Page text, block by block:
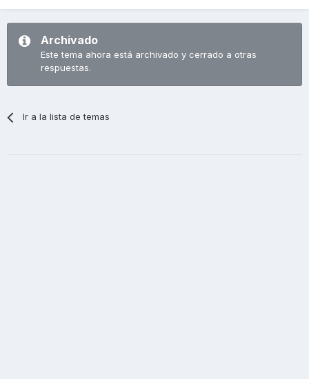
Archivado
Este tema ahora está archivado y cerrado a otras
respuestas.
Ir a la lista de temas